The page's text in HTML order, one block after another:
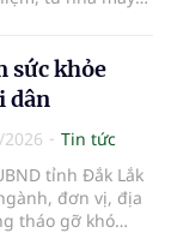
từng bước tiêu
hóa và hội
giúp cho
thuốc an toàn,
và giá hợp lý.
sức khỏe
dân
Tin tức
tỉnh Đắk Lắk
đơn vị, địa
tháo gỡ khó